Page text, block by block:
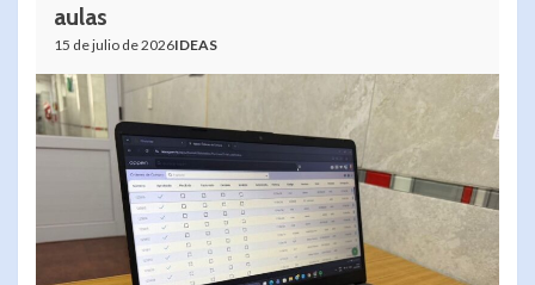
aulas
15 de julio de 2026IDEAS